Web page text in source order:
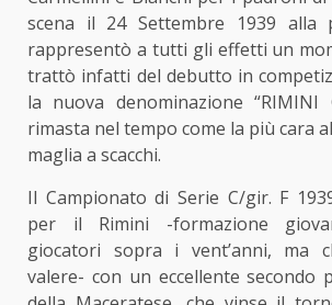
scena il 24 Settembre 1939 alla
rappresentò a tutti gli effetti un
trattò infatti del debutto in
la nuova denominazione “RIMINI
rimasta nel tempo come la più cara
maglia a scacchi.
Il Campionato di Serie C/gir. F
per il Rimini -formazione
giocatori sopra i vent’anni, ma
valere- con un eccellente secondo